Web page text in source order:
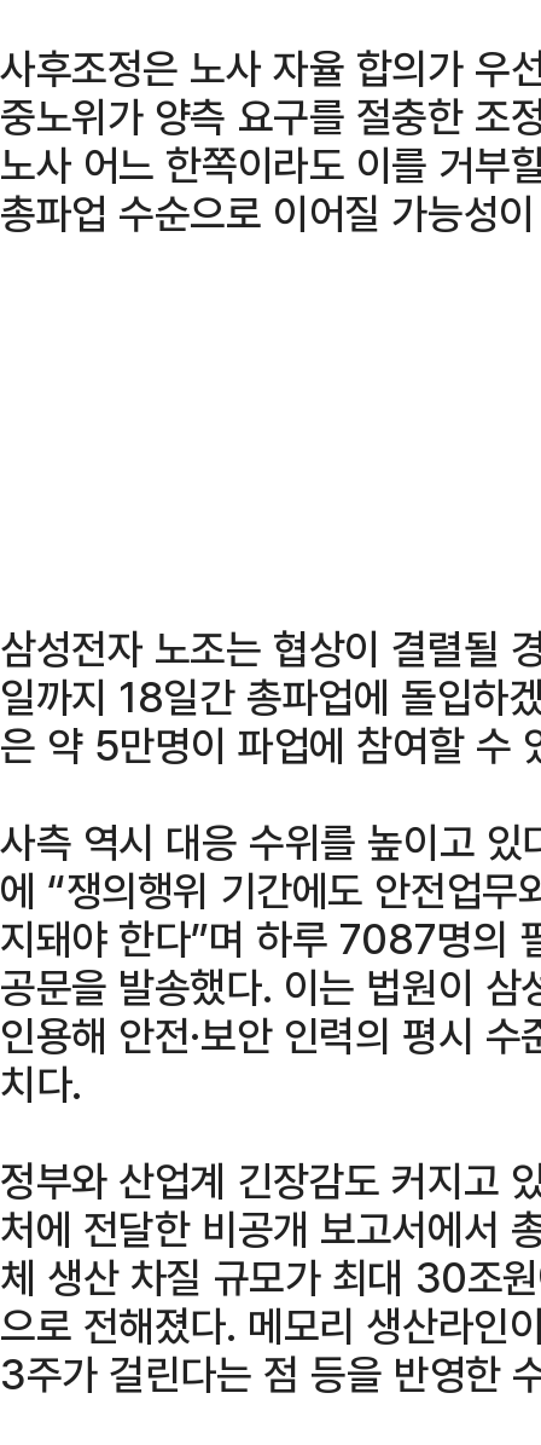
사후조정은 노사 자율 합의가 우
중노위가 양측 요구를 절충한 조
노사 어느 한쪽이라도 이를 거부
총파업 수순으로 이어질 가능성
삼성전자 노조는 협상이 결렬될
일까지 18일간 총파업에 돌입하
은 약 5만명이 파업에 참여할 수
사측 역시 대응 수위를 높이고
에 “쟁의행위 기간에도 안전업무
지돼야 한다”며 하루 7087명의
공문을 발송했다. 이는 법원이
인용해 안전·보안 인력의 평시
치다.
정부와 산업계 긴장감도 커지고
처에 전달한 비공개 보고서에서
체 생산 차질 규모가 최대 30조
으로 전해졌다. 메모리 생산라인
3주가 걸린다는 점 등을 반영한